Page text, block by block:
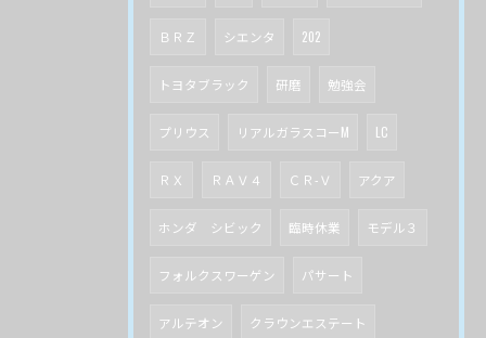
ＢＲＺ シエンタ 202
トヨタブラック 研磨 勉強会
プリウス リアルガラスコーM LC
ＲＸ ＲＡＶ４ ＣＲ-Ｖ アクア
ホンダ シビック 臨時休業 モデル３
フォルクスワーゲン パサート
アルテオン クラウンエステート